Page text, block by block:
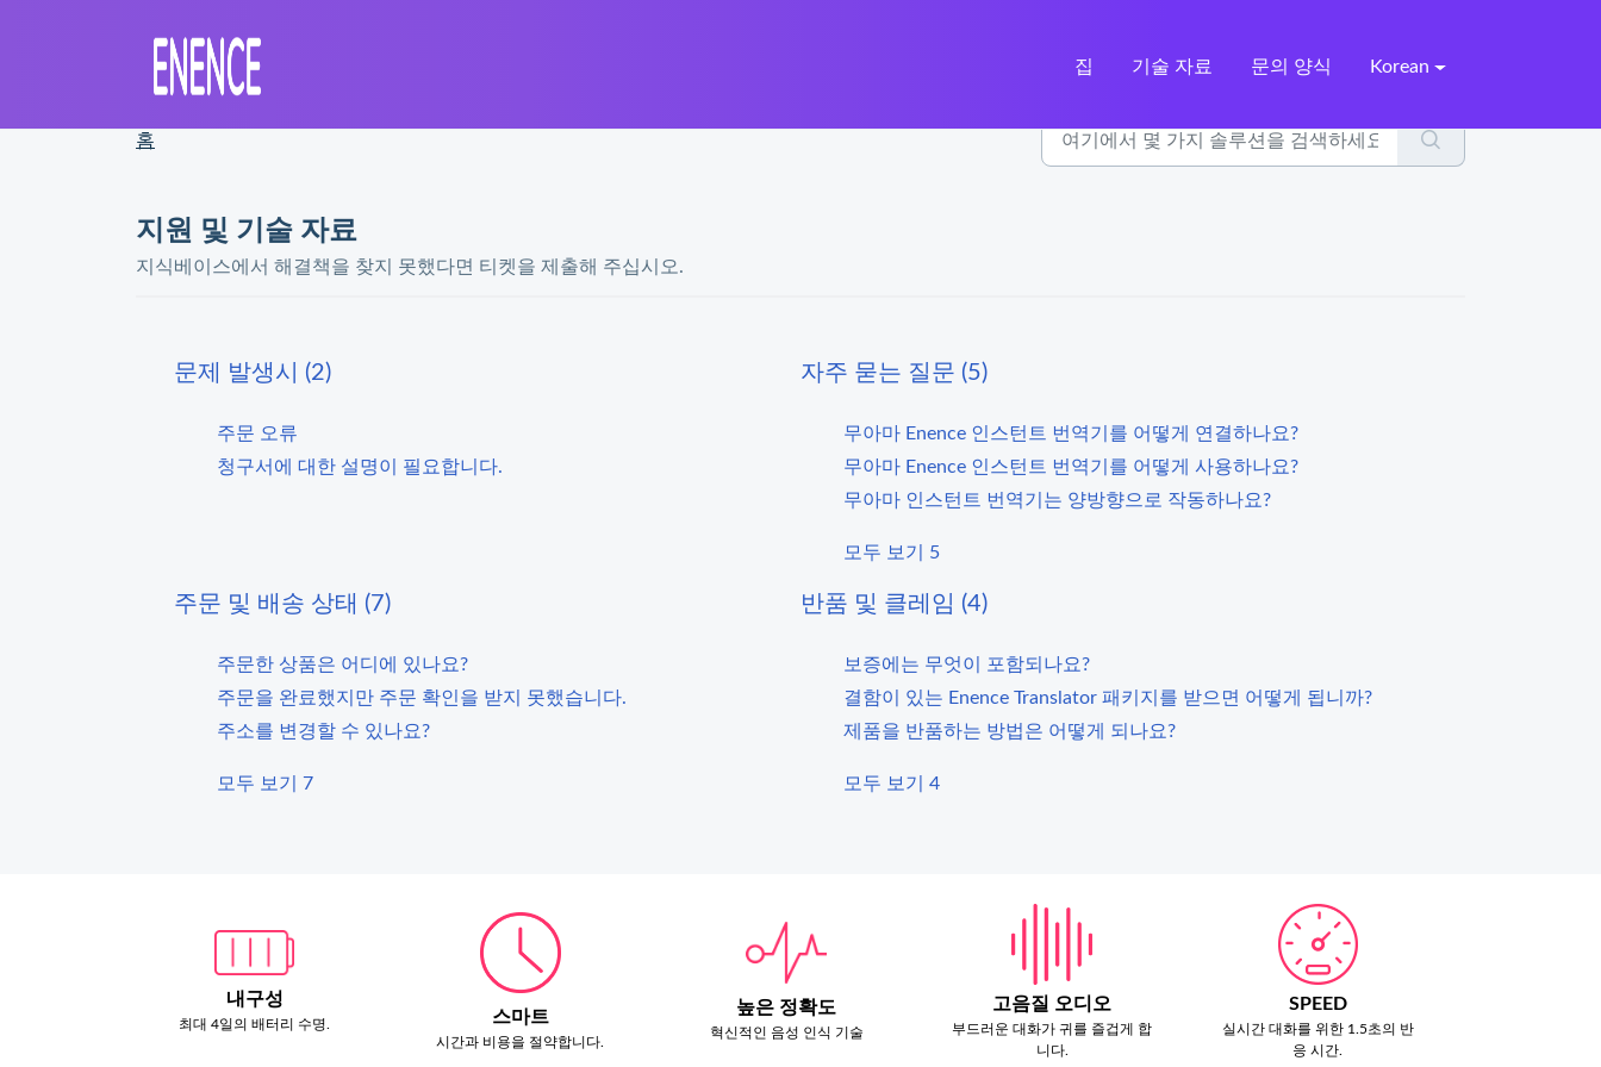
집 기술 자료 문의 양식 Korean
홈
지원 및 기술 자료
지식베이스에서 해결책을 찾지 못했다면 티켓을 제출해 주십시오.
문제 발생시 (2)
주문 오류
청구서에 대한 설명이 필요합니다.
자주 묻는 질문 (5)
무아마 Enence 인스턴트 번역기를 어떻게 연결하나요?
무아마 Enence 인스턴트 번역기를 어떻게 사용하나요?
무아마 인스턴트 번역기는 양방향으로 작동하나요?
모두 보기 5
주문 및 배송 상태 (7)
주문한 상품은 어디에 있나요?
주문을 완료했지만 주문 확인을 받지 못했습니다.
주소를 변경할 수 있나요?
모두 보기 7
반품 및 클레임 (4)
보증에는 무엇이 포함되나요?
결함이 있는 Enence Translator 패키지를 받으면 어떻게 됩니까?
제품을 반품하는 방법은 어떻게 되나요?
모두 보기 4
내구성
최대 4일의 배터리 수명. 스마트
시간과 비용을 절약합니다.
높은 정확도
혁신적인 음성 인식 기술
고음질 오디오
부드러운 대화가 귀를 즐겁게 합
니다.
SPEED
실시간 대화를 위한 1.5초의 반
응 시간.